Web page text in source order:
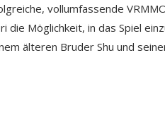
vollumfassende
Möglichkeit, in das Spiel
älteren Bruder Shu und